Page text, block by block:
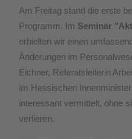
Am Freitag stand die erste
Programm. Im Seminar
erhielten wir einen
Änderungen im
Eichner, Referatsleiterin
im Hessischen
interessant vermittelt, ohne
verlieren.